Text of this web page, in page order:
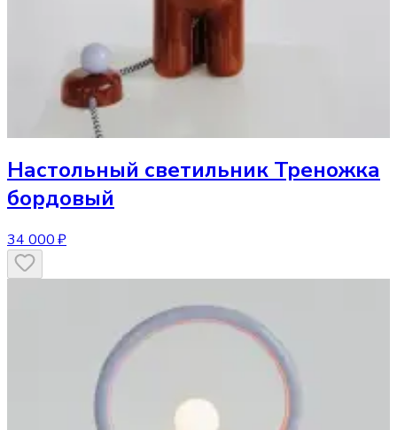
Настольный светильник Треножка
бордовый
34 000 ₽